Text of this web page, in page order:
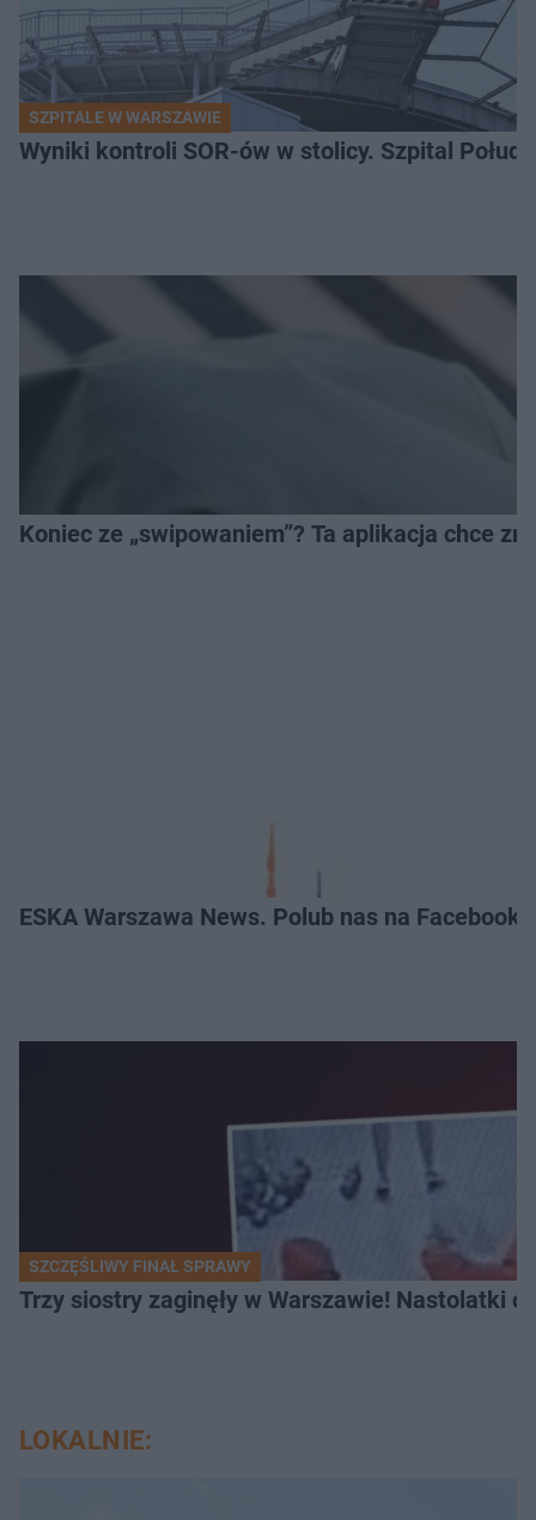
SZPITALE W WARSZAWIE
Wyniki kontroli SOR-ów w stolicy. Szpital
Koniec ze „swipowaniem”? Ta aplikacja chce
ESKA Warszawa News. Polub nas na
SZCZĘŚLIWY FINAŁ SPRAWY
Trzy siostry zaginęły w Warszawie! Nastolatki
LOKALNIE: